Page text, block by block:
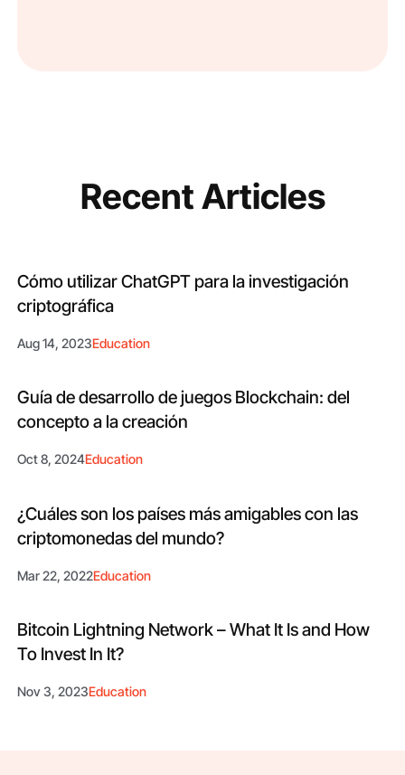
Recent Articles
Cómo utilizar ChatGPT para la investigación
criptográfica
Aug 14, 2023Education
Guía de desarrollo de juegos Blockchain: del
concepto a la creación
Oct 8, 2024Education
¿Cuáles son los países más amigables con las
criptomonedas del mundo?
Mar 22, 2022Education
Bitcoin Lightning Network – What It Is and How
To Invest In It?
Nov 3, 2023Education